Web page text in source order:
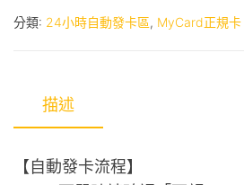
分類: 24小時自動發卡區, MyCard正規卡
描述
【自動發卡流程】